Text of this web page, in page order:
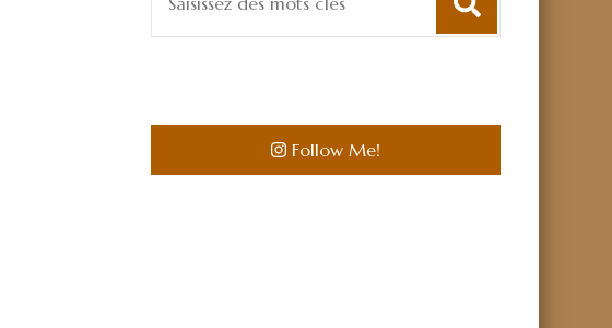
pour
:
Follow Me!